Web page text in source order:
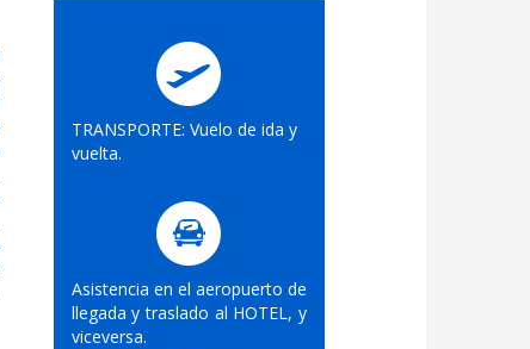
TRANSPORTE: Vuelo de ida y
vuelta.
Asistencia en el aeropuerto de
llegada y traslado al HOTEL, y
viceversa.